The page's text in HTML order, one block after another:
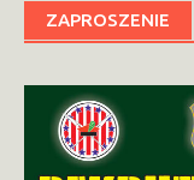
ZAPROSZENIE